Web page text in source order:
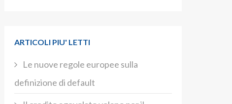
ARTICOLI PIU' LETTI
Le nuove regole europee sulla
definizione di default